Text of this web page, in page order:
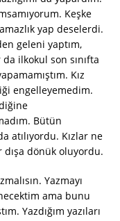
Keşke
yap deselerdi.
geleni yaptım,
ilkokul son sınıfta
Kız
engelleyemedim.
Bütün
atılıyordu. Kızlar ne
dönük oluyordu.
Yazmayı
ama bunu
Yazdığım yazıları